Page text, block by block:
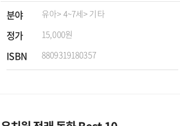
분야 유아> 4~7세> 기타
정가 15,000원
ISBN 8809319180357